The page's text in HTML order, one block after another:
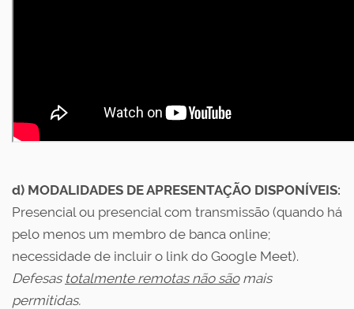
d) MODALIDADES DE APRESENTAÇÃO DISPONÍVEIS:
Presencial ou presencial com transmissão (quando há
pelo menos um membro de banca online;
necessidade de incluir o link do Google Meet).
Defesas totalmente remotas não sãomais
permitidas.